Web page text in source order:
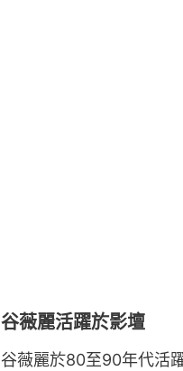
谷薇麗活躍於影壇
谷薇麗於80至90年代活